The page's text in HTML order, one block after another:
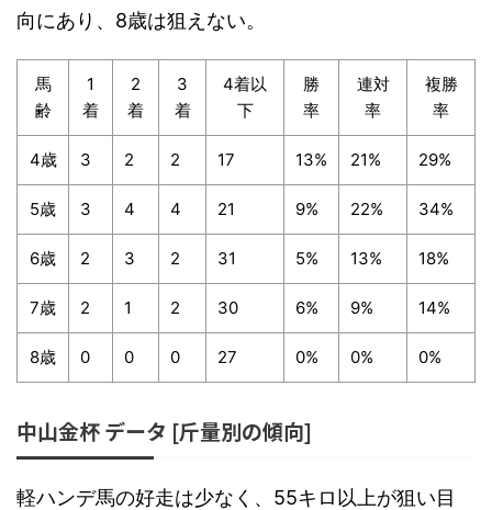
向にあり、8歳は狙えない。
馬
齢
1
着
2
着
3
着
4着以
下
勝
率
連対
率
複勝
率
4歳 3 2 2 17 13% 21% 29%
5歳 3 4 4 21 9% 22% 34%
6歳 2 3 2 31 5% 13% 18%
7歳 2 1 2 30 6% 9% 14%
8歳 0 0 0 27 0% 0% 0%
中山金杯 データ [斤量別の傾向]
軽ハンデ馬の好走は少なく、55キロ以上が狙い目